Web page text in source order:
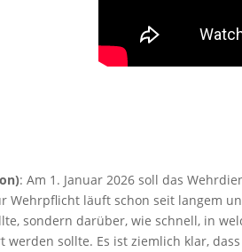
: Am 1. Januar 2026 soll das
Wehrpflicht läuft schon seit langem
sondern darüber, wie schnell, in
werden sollte. Es ist ziemlich klar,